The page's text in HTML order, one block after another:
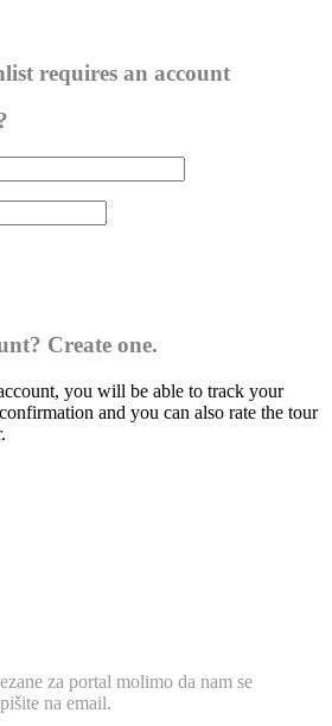
requires an account
Create one.
you will be able to track your
and you can also rate the tour
za portal molimo da nam se
na email.